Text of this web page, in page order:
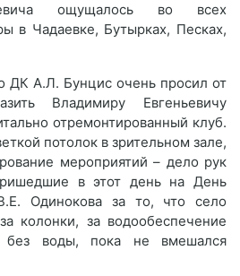
ощущалось во всех
в Чадаевке, Бутырках, Песках,
ДК А.Л. Бунцис очень просил от
Владимиру Евгеньевичу
отремонтированный клуб.
потолок в зрительном зале,
мероприятий – дело рук
в этот день на День
Одинокова за то, что село
колонки, за водообеспечение
воды, пока не вмешался